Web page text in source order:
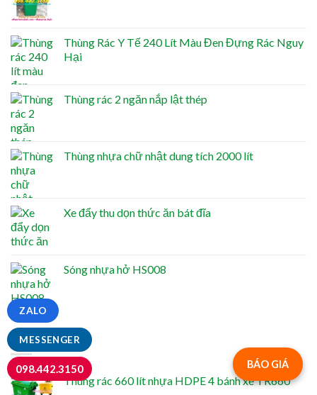
Thùng Rác Y Tế 240 Lít Màu Đen Đựng Rác Nguy
Hại
Thùng rác 2 ngăn nắp lật thép
Thùng nhựa chữ nhật dung tích 2000 lít
Xe đẩy thu dọn thức ăn bát đĩa
Sóng nhựa hở HS008
NỔI BẬT
Thùng rác 660 lít nhựa HDPE 4 bánh xe TR660
BÁO GIÁ
MESSENGER
ZALO
098.442.3150